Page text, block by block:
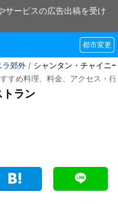
サービスの広告出稿を受け
都市変更
ラ郊外 / シャンタン・チャイニ
すめ料理、料金、アクセス・
トラン